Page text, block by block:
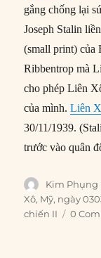
gắng chống lại
Joseph Stalin
(small print) của
Ribbentrop mà
cho phép Liên
của mình.Liên
30/11/1939.
trước vào quân
Author
Kim Phụng
Xô, Mỹ, ngày
chiến II
0